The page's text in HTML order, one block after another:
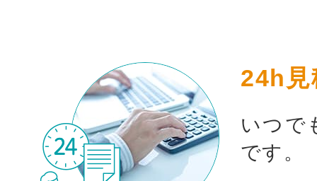
24h見
いつで
です。